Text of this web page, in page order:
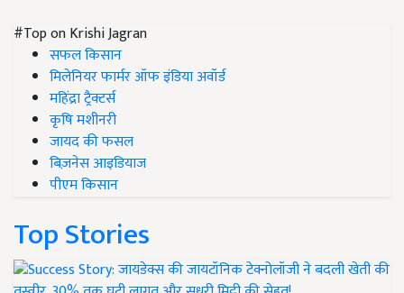
#Top on Krishi Jagran
सफल किसान
मिलेनियर फार्मर ऑफ इंडिया अवॉर्ड
महिंद्रा ट्रैक्टर्स
कृषि मशीनरी
जायद की फसल
बिज़नेस आइडियाज
पीएम किसान
Top Stories